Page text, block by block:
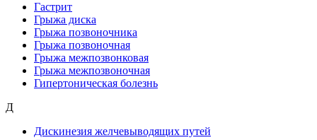
Гастрит
Грыжа диска
Грыжа позвоночника
Грыжа позвоночная
Грыжа межпозвонковая
Грыжа межпозвоночная
Гипертоническая болезнь
Д
Дискинезия желчевыводящих путей